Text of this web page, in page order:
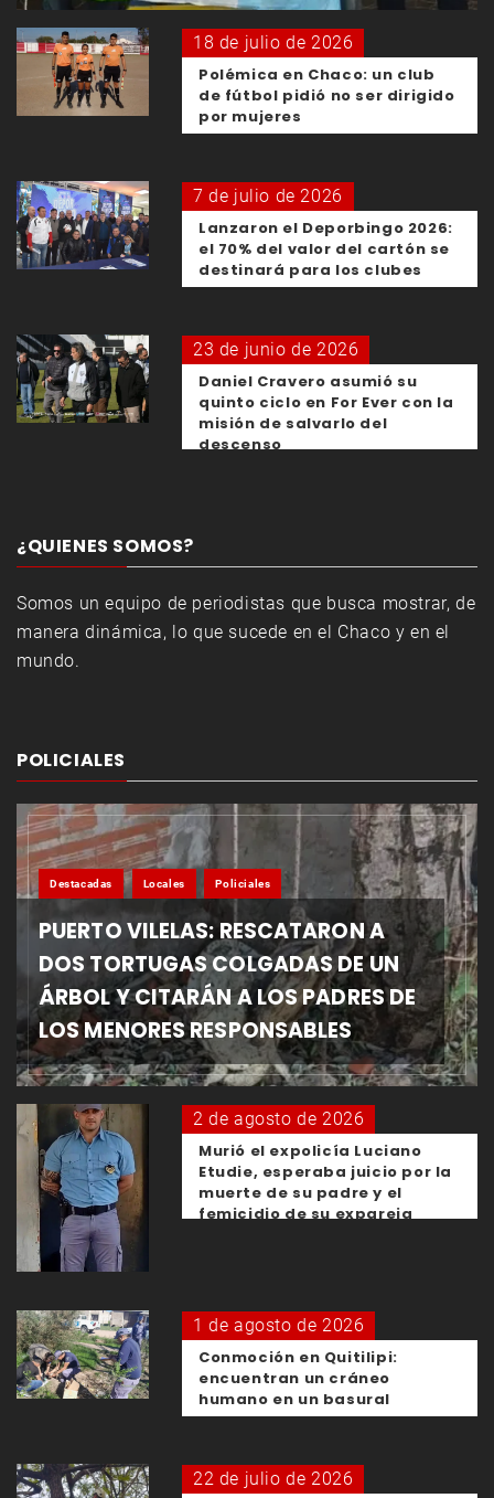
18 de julio de 2026
Polémica en Chaco: un club
de fútbol pidió no ser dirigido
por mujeres
7 de julio de 2026
Lanzaron el Deporbingo 2026:
el 70% del valor del cartón se
destinará para los clubes
23 de junio de 2026
Daniel Cravero asumió su
quinto ciclo en For Ever con la
misión de salvarlo del
descenso
¿QUIENES SOMOS?
Somos un equipo de periodistas que busca mostrar, de
manera dinámica, lo que sucede en el Chaco y en el
mundo.
POLICIALES
Destacadas Locales Policiales
PUERTO VILELAS: RESCATARON A
DOS TORTUGAS COLGADAS DE UN
ÁRBOL Y CITARÁN A LOS PADRES DE
LOS MENORES RESPONSABLES
2 de agosto de 2026
Murió el expolicía Luciano
Etudie, esperaba juicio por la
muerte de su padre y el
femicidio de su expareja
1 de agosto de 2026
Conmoción en Quitilipi:
encuentran un cráneo
humano en un basural
22 de julio de 2026